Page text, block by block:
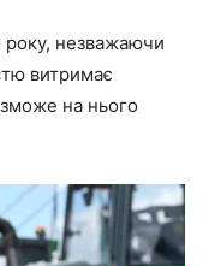
року, незважаючи
витримає
на нього